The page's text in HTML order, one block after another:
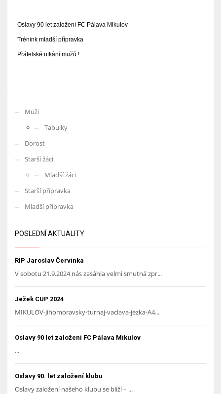
Oslavy 90 let založení FC Pálava Mikulov
Trénink mladší přípravka
Přátelské utkání mužů !
Muži
Tabulky
Dorost
Starší žáci
Mladší žáci
Starší přípravka
Mladší přípravka
POSLEDNÍ AKTUALITY
RIP Jaroslav Červinka
V sobotu 21.9.2024 nás zasáhla velmi smutná zpr...
Ježek CUP 2024
MIKULOV-jihomoravsky-turnaj-vaclava-jezka-A4...
Oslavy 90 let založení FC Pálava Mikulov
...
Oslavy 90. let založení klubu
Oslavy založení našeho klubu se blíží – ...